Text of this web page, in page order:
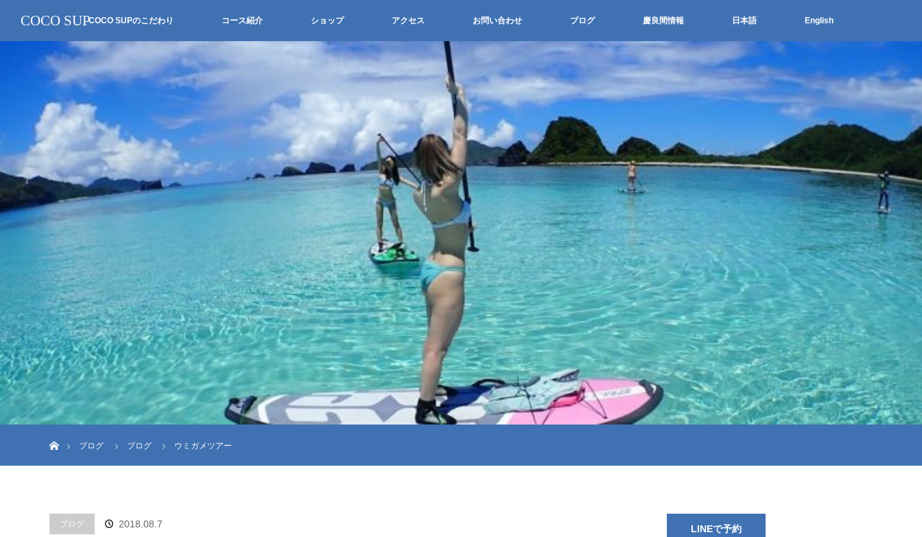
COCO SUPCOCO SUPのこだわり コース紹介 ショップ アクセス お問い合わせ ブログ 慶良間情報 日本語 English
ブログ
ブログ ウミガメツアー
ブログ 2018.08.7 LINEで予約